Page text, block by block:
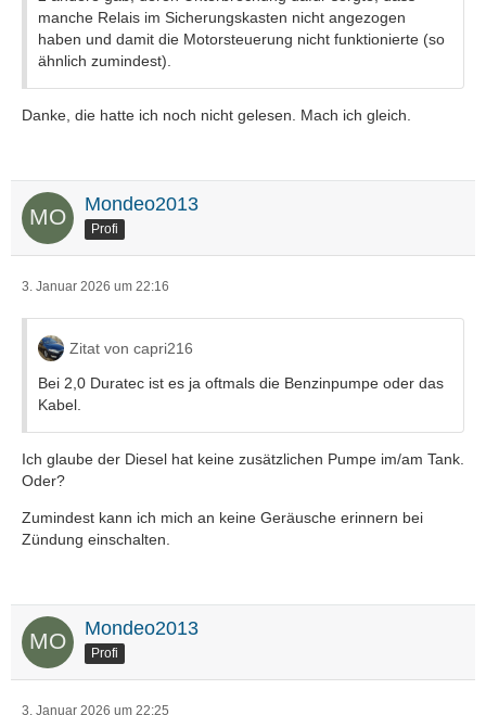
manche Relais im Sicherungskasten nicht angezogen
haben und damit die Motorsteuerung nicht funktionierte (so
ähnlich zumindest).
Danke, die hatte ich noch nicht gelesen. Mach ich gleich.
Mondeo2013
Profi
3. Januar 2026 um 22:16
Zitat von capri216
Bei 2,0 Duratec ist es ja oftmals die Benzinpumpe oder das
Kabel.
Ich glaube der Diesel hat keine zusätzlichen Pumpe im/am Tank.
Oder?
Zumindest kann ich mich an keine Geräusche erinnern bei
Zündung einschalten.
Mondeo2013
Profi
3. Januar 2026 um 22:25